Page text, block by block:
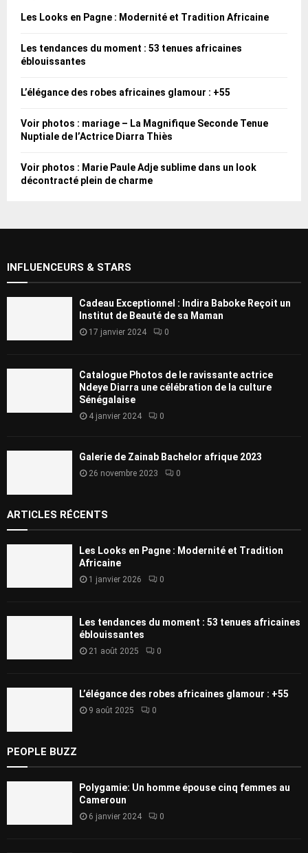
Les Looks en Pagne : Modernité et Tradition Africaine
Les tendances du moment : 53 tenues africaines
éblouissantes
L’élégance des robes africaines glamour : +55
Voir photos : mariage – La Magnifique Seconde Tenue
Nuptiale de l’Actrice Diarra Thiès
Voir photos : Marie Paule Adje sublime dans un look
décontracté plein de charme
INFLUENCEURS & STARS
Cadeau Exceptionnel : Indira Baboke Reçoit un
Institut de Beauté de sa Maman
17 janvier 2024 0
Catalogue Photos de le ravissante actrice
Ndeye Diarra une célébration de la culture
Sénégalaise
4 janvier 2024 0
Galerie de Zainab Bachelor afrique 2023
26 novembre 2023 0
ARTICLES RÉCENTS
Les Looks en Pagne : Modernité et Tradition
Africaine
1 janvier 2026 0
Les tendances du moment : 53 tenues africaines
éblouissantes
21 août 2025 0
L’élégance des robes africaines glamour : +55
9 août 2025 0
PEOPLE BUZZ
Polygamie: Un homme épouse cinq femmes au
Cameroun
6 janvier 2024 0